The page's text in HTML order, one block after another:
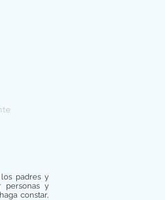
padres y
personas y
constar,